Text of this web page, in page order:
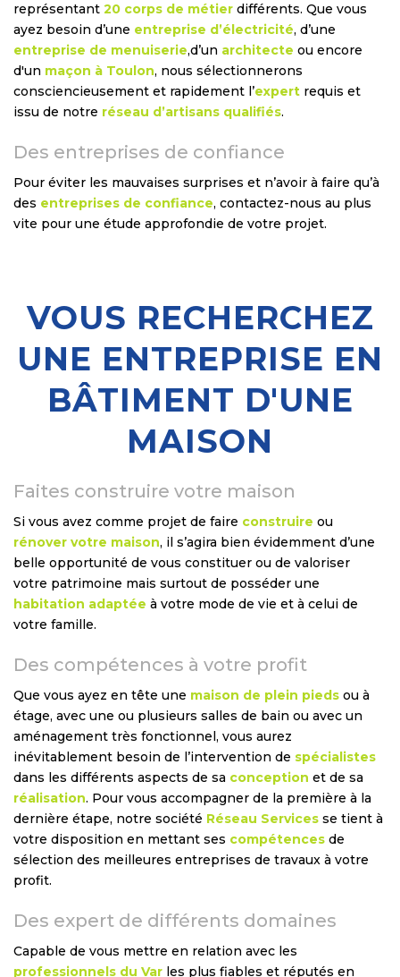
représentant 20 corps de métier différents. Que vous
ayez besoin d’une entreprise d’électricité, d’une
entreprise de menuiserie,d’un architecte ou encore
d'un maçon à Toulon, nous sélectionnerons
consciencieusement et rapidement l’expert requis et
issu de notre réseau d’artisans qualifiés.
Des entreprises de confiance
Pour éviter les mauvaises surprises et n’avoir à faire qu’à
des entreprises de confiance, contactez-nous au plus
vite pour une étude approfondie de votre projet.
VOUS RECHERCHEZ
UNE ENTREPRISE EN
BÂTIMENT D'UNE
MAISON
Faites construire votre maison
Si vous avez comme projet de faire construire ou
rénover votre maison, il s’agira bien évidemment d’une
belle opportunité de vous constituer ou de valoriser
votre patrimoine mais surtout de posséder une
habitation adaptée à votre mode de vie et à celui de
votre famille.
Des compétences à votre profit
Que vous ayez en tête une maison de plein pieds ou à
étage, avec une ou plusieurs salles de bain ou avec un
aménagement très fonctionnel, vous aurez
inévitablement besoin de l’intervention de spécialistes
dans les différents aspects de sa conception et de sa
réalisation. Pour vous accompagner de la première à la
dernière étape, notre société Réseau Services se tient à
votre disposition en mettant ses compétences de
sélection des meilleures entreprises de travaux à votre
profit.
Des expert de différents domaines
Capable de vous mettre en relation avec les
professionnels du Var les plus fiables et réputés en